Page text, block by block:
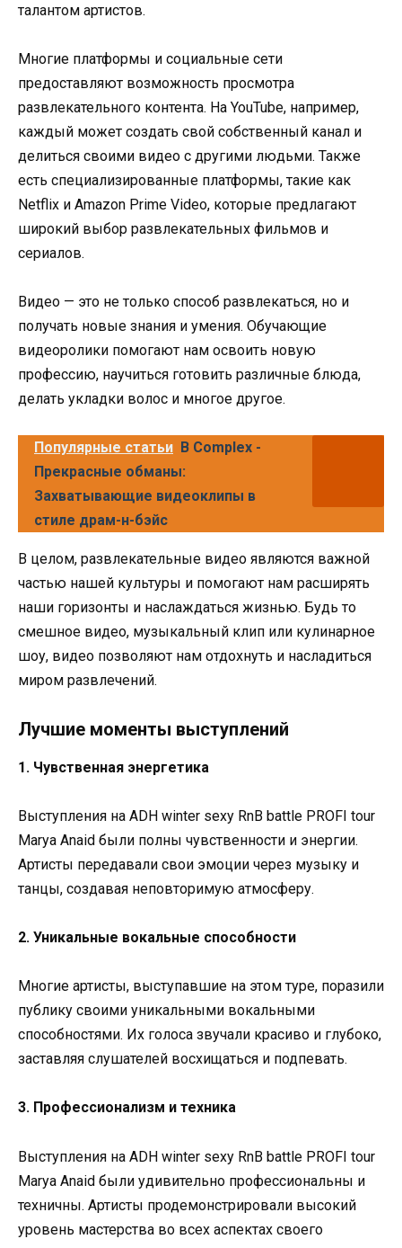
талантом артистов.
Многие платформы и социальные сети
предоставляют возможность просмотра
развлекательного контента. На YouTube, например,
каждый может создать свой собственный канал и
делиться своими видео с другими людьми. Также
есть специализированные платформы, такие как
Netflix и Amazon Prime Video, которые предлагают
широкий выбор развлекательных фильмов и
сериалов.
Видео — это не только способ развлекаться, но и
получать новые знания и умения. Обучающие
видеоролики помогают нам освоить новую
профессию, научиться готовить различные блюда,
делать укладки волос и многое другое.
Популярные статьи B Complex -
Прекрасные обманы:
Захватывающие видеоклипы в
стиле драм-н-бэйс
В целом, развлекательные видео являются важной
частью нашей культуры и помогают нам расширять
наши горизонты и наслаждаться жизнью. Будь то
смешное видео, музыкальный клип или кулинарное
шоу, видео позволяют нам отдохнуть и насладиться
миром развлечений.
Лучшие моменты выступлений
1. Чувственная энергетика
Выступления на ADH winter sexy RnB battle PROFI tour
Marya Anaid были полны чувственности и энергии.
Артисты передавали свои эмоции через музыку и
танцы, создавая неповторимую атмосферу.
2. Уникальные вокальные способности
Многие артисты, выступавшие на этом туре, поразили
публику своими уникальными вокальными
способностями. Их голоса звучали красиво и глубоко,
заставляя слушателей восхищаться и подпевать.
3. Профессионализм и техника
Выступления на ADH winter sexy RnB battle PROFI tour
Marya Anaid были удивительно профессиональны и
техничны. Артисты продемонстрировали высокий
уровень мастерства во всех аспектах своего